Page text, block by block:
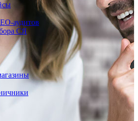
аудитов
СЯ